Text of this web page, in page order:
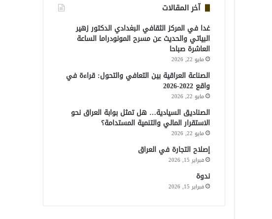
آخر المقالات
غدا في المركز الثقافي البغدادي الدكتور زهير
البياتي والحديث عن مسرح المونودراما الساعة
العاشرة صباحا
مايو 22, 2026
الصناعة العراقية بين التعافي والتحول: قراءة في
واقع 2022-2026
مايو 22, 2026
الصناديق السيادية… هل تمثل بوابة العراق نحو
الاستقرار المالي والتنمية المستدامة؟
مايو 22, 2026
إصلاح التجارة في العراق
فبراير 15, 2026
ندوة
فبراير 15, 2026